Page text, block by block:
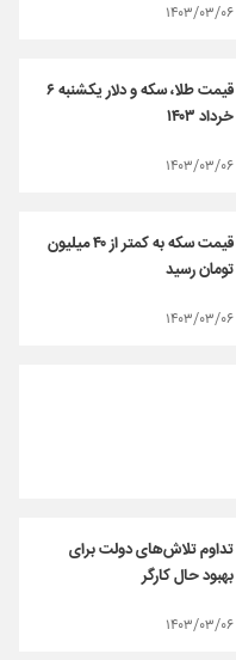
۱۴۰۳/۰۳/۰۶
قیمت طلا، سکه و دلار یکشنبه ۶
خرداد ۱۴۰۳
۱۴۰۳/۰۳/۰۶
قیمت سکه به کمتر از ۴۰ میلیون
تومان رسید
۱۴۰۳/۰۳/۰۶
تداوم تلاش‌های دولت برای
بهبود حال کارگر
۱۴۰۳/۰۳/۰۶